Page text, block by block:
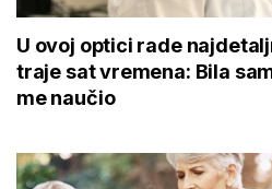
U ovoj optici rade
traje sat vremena: Bila
me naučio